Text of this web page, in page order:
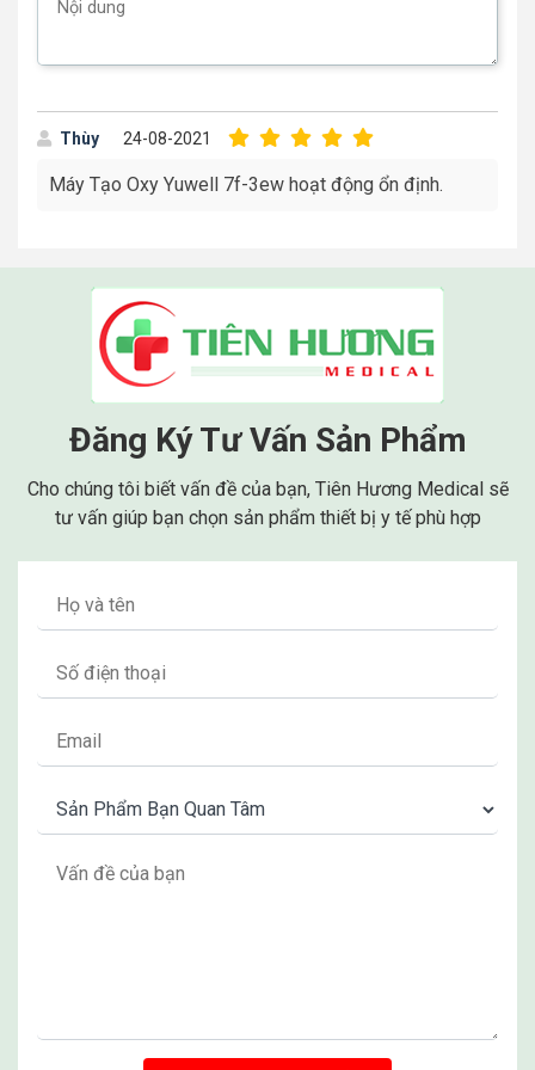
viêm nhiễm.
giản, bạn có thể dễ dàng chuyển qua tính năng xông khí
dung chỉ bằng vài thao tác cơ bản.
Xem thêm
AI NÊN MUA MÁY TẠO OXY 3
LÍT YUWELL 7F-3EW
Sản phẩm được khuyến khích sử dụng cho một số
trường hợp như:
Những người tự lọc khí kém: Người lớn tuổi có thể
trạng yếu, người thiếu máu tuần hoàn não,suy thận,
suy tim, suy giáp, người bị bệnh phổi (COPD), người
bị liệt giường...
Người bị bệnh về đường hô hấp: Rối loạn phổi, viêm
LÍT 3F-3EW CHÍNH HÃNG Ở
Thùy 24-08-2021
Máy Tạo Oxy Yuwell 7f-3ew hoạt động ổn định.
Đăng Ký Tư Vấn Sản Phẩm
Cho chúng tôi biết vấn đề của bạn, Tiên Hương Medical sẽ
tư vấn giúp bạn chọn sản phẩm thiết bị y tế phù hợp